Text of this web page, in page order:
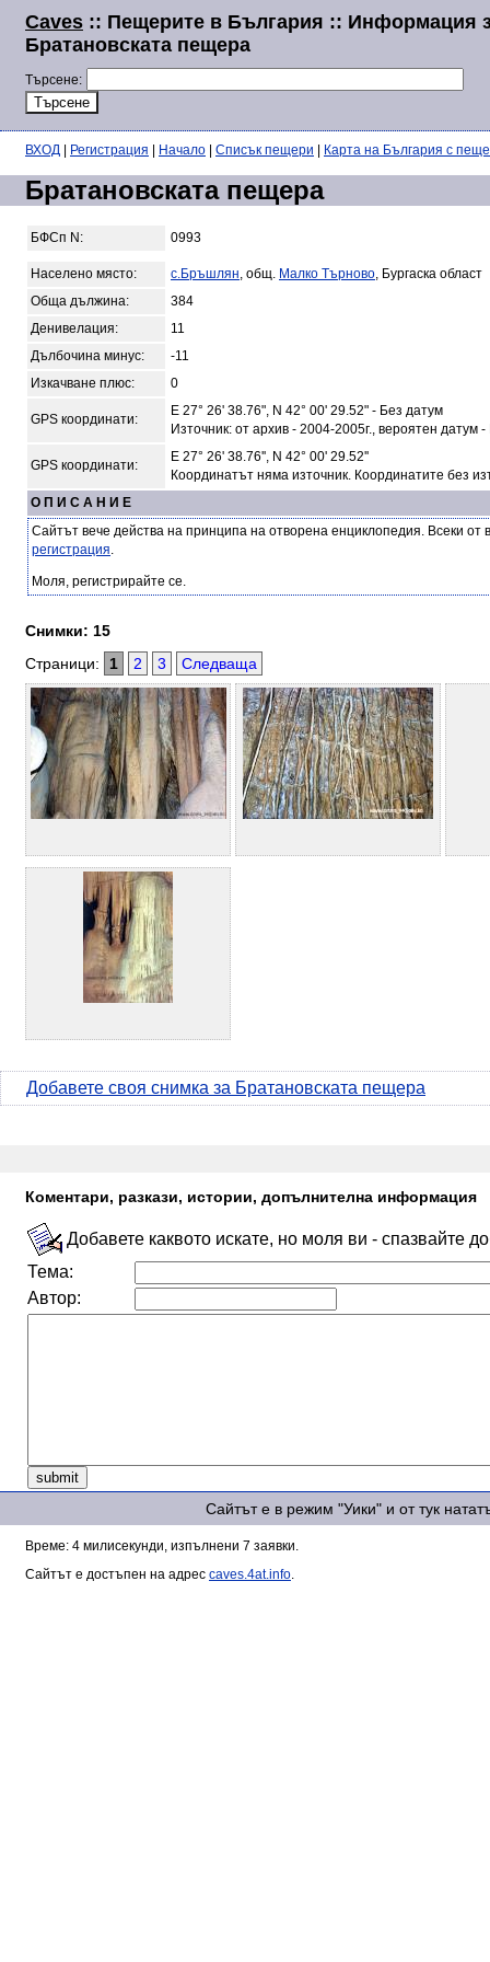
Caves :: Пещерите в България :: Информация
Братановската пещера
Търсене:
ВХОД Регистрация Начало Списък пещери Карта на България с
Братановската пещера
БФСп N: 0993
Населено място: с.Бръшлян, общ. Малко Търново, Бургаска област
Обща дължина:
384
Денивелация:
11
Дълбочина минус:
-11
Изкачване плюс:
0
GPS координати:
E 27° 26' 38.76", N 42° 00' 29.52" - Без датум
Източник: от архив - 2004-2005г., вероятен датум -
GPS координати:
E 27° 26' 38.76'', N 42° 00' 29.52''
Координатът няма източник. Координатите без
О П И С А Н И Е
Сайтът вече действа на принципа на отворена енциклопедия. Всеки
регистрация.
Моля, регистрирайте се.
Снимки: 15
Страници:
1 2 3 Следваща
Добавете своя снимка за Братановската пещера
Коментари, разкази, истории, допълнителна информация
Добавете каквото искате, но моля ви - спазвайте
Тема:
Автор:
Сайтът е в режим "Уики" и от тук
Време: 4 милисекунди, изпълнени 7 заявки.
Сайтът е достъпен на адрес caves.4at.info.